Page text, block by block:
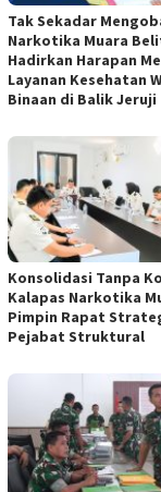
Tak Sekadar
Narkotika Muara
Hadirkan Harapan
Layanan Kesehatan
Binaan di Balik Jeruji
Konsolidasi Tanpa
Kalapas Narkotika
Pimpin Rapat
Pejabat Struktural